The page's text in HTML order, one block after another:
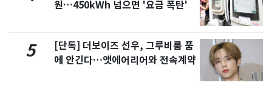
원…450kWh 넘으면 '요금 폭탄'
5
[단독] 더보이즈 선우, 그루비룸 품
에 안긴다…앳에어리어와 전속계약